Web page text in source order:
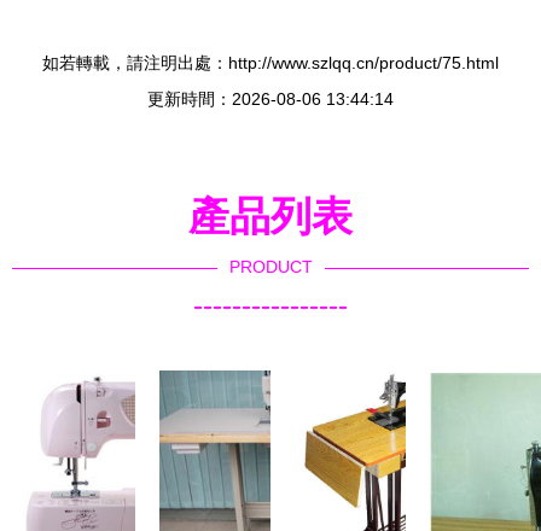
如若轉載，請注明出處：http://www.szlqq.cn/product/75.html
更新時間：2026-08-06 13:44:14
產品列表
PRODUCT
----------------